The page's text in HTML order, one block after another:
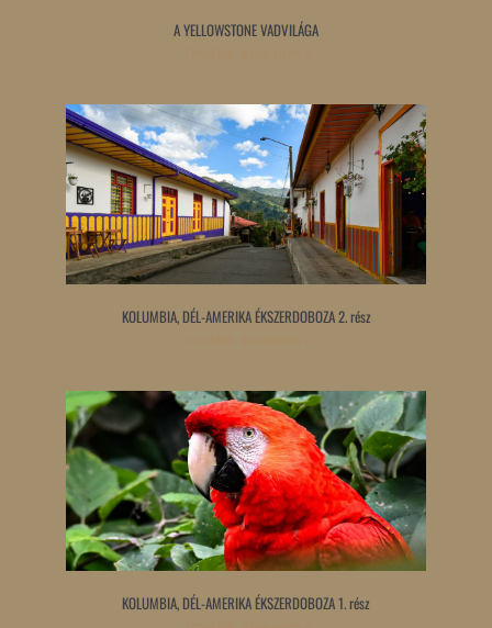
A YELLOWSTONE VADVILÁGA
KOLUMBIA, DÉL-AMERIKA ÉKSZERDOBOZA 2. rész
KOLUMBIA, DÉL-AMERIKA ÉKSZERDOBOZA 1. rész